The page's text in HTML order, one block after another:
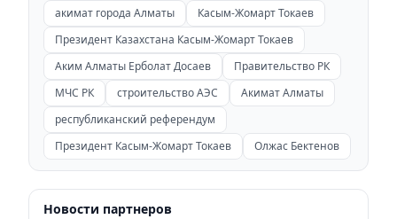
акимат города Алматы
Касым-Жомарт Токаев
Президент Казахстана Касым-Жомарт Токаев
Аким Алматы Ерболат Досаев
Правительство РК
МЧС РК
строительство АЭС
Акимат Алматы
республиканский референдум
Президент Касым-Жомарт Токаев
Олжас Бектенов
Новости партнеров